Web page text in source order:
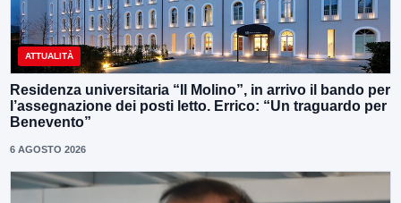
ATTUALITÀ
Residenza universitaria “Il Molino”, in arrivo il bando per
l’assegnazione dei posti letto. Errico: “Un traguardo per
Benevento”
6 AGOSTO 2026